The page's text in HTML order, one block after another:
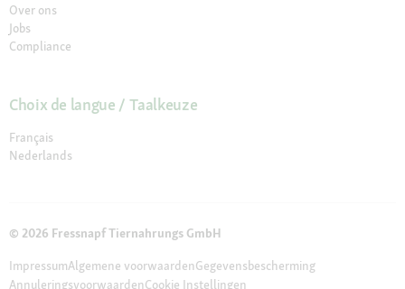
Over ons
Jobs
Compliance
Choix de langue / Taalkeuze
Français
Nederlands
© 2026 Fressnapf Tiernahrungs GmbH
ImpressumAlgemene voorwaardenGegevensbescherming
AnnuleringsvoorwaardenCookie Instellingen